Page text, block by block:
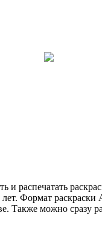
и распечатать
Формат
Также можно сразу